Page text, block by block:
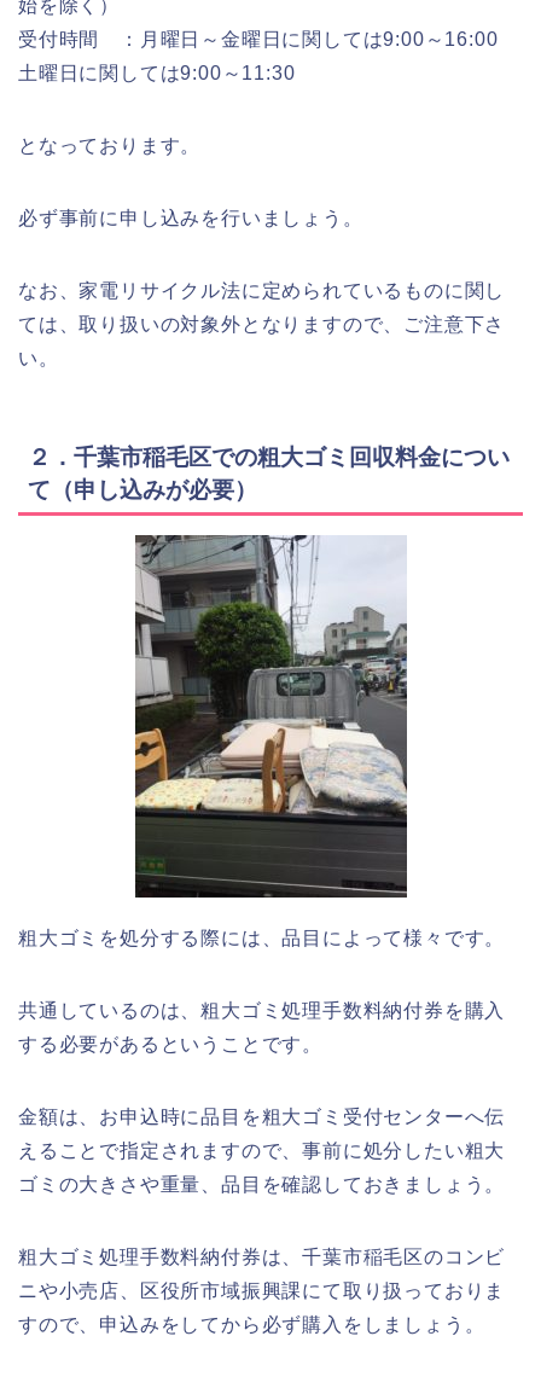
始を除く）
受付時間 ：月曜日～金曜日に関しては9:00～16:00
土曜日に関しては9:00～11:30
となっております。
必ず事前に申し込みを行いましょう。
なお、家電リサイクル法に定められているものに関し
ては、取り扱いの対象外となりますので、ご注意下さ
い。
２．千葉市稲毛区での粗大ゴミ回収料金につい
て（申し込みが必要）
粗大ゴミを処分する際には、品目によって様々です。
共通しているのは、粗大ゴミ処理手数料納付券を購入
する必要があるということです。
金額は、お申込時に品目を粗大ゴミ受付センターへ伝
えることで指定されますので、事前に処分したい粗大
ゴミの大きさや重量、品目を確認しておきましょう。
粗大ゴミ処理手数料納付券は、千葉市稲毛区のコンビ
ニや小売店、区役所市域振興課にて取り扱っておりま
すので、申込みをしてから必ず購入をしましょう。